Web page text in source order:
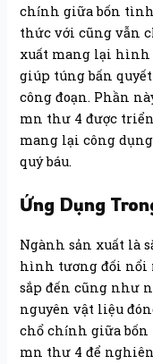
chính giữa bốn
thức với cũng vẫn
xuất mang lại
giúp túng bấn
công đoạn. Phần
mn thư 4 được
mang lại công
quý báu.
Ứng Dụng
Ngành sản xuất là
hình tương đối nổi
sắp đến cũng như
nguyên vật liệu
chổ chính giữa
mn thư 4 để